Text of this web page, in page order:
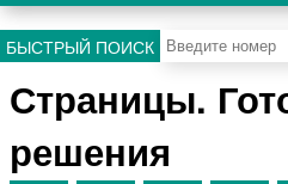
БЫСТРЫЙ ПОИСК
Страницы.
решения